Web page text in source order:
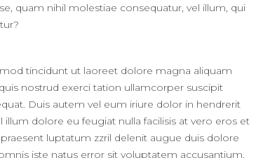
quam nihil molestiae consequatur, vel illum, qui
tincidunt ut laoreet dolore magna aliquam
nostrud exerci tation ullamcorper suscipit
Duis autem vel eum iriure dolor in hendrerit
dolore eu feugiat nulla facilisis at vero eros et
luptatum zzril delenit augue duis dolore
iste natus error sit voluptatem accusantium.